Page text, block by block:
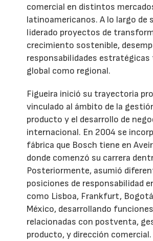
comercial en distintos
latinoamericanos. A lo largo de
liderado proyectos de
crecimiento sostenible,
responsabilidades
global como regional.
Figueira inició su trayectoria
vinculado al ámbito de la
producto y el desarrollo de
internacional. En 2004 se
fábrica que Bosch tiene en
donde comenzó su carrera
Posteriormente, asumió
posiciones de responsabilidad
como Lisboa, Frankfurt, Bogotá
México, desarrollando funciones
relacionadas con postventa,
producto, y dirección